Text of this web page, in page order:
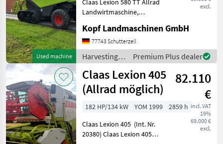
Used machine
excl.
Landwirtmaschine,
Trommelstunden (Int. Nr.
17804) AutoContour
Schneidwerksregelung,
Beleuchtung für klappbare
Vorsa
Kopf Landmaschinen GmbH
77743 Schutterzell
Harvesting
equipment
crop fields /
Claas
Premium Plus dealer
Claas Lexion 405
(Allrad möglich)
82.110
€
incl. VAT
19%
69.000 €
excl.
182 HP/134 kW YOM 1999
2859 h
Claas Lexion 405 (Int. Nr.
20380) Claas Lexion 405